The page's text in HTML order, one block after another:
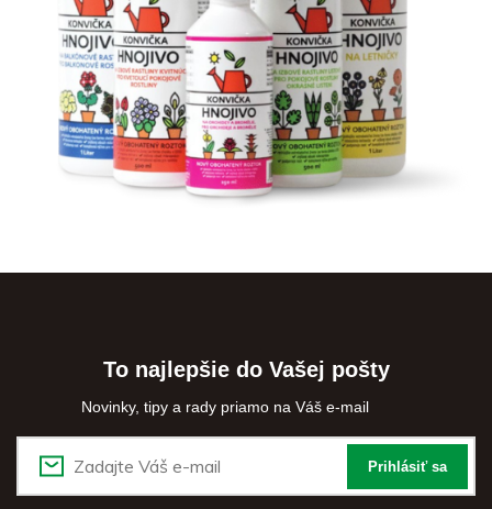
To najlepšie do Vašej pošty
Novinky, tipy a rady priamo na Váš e-mail
Prihlásiť sa